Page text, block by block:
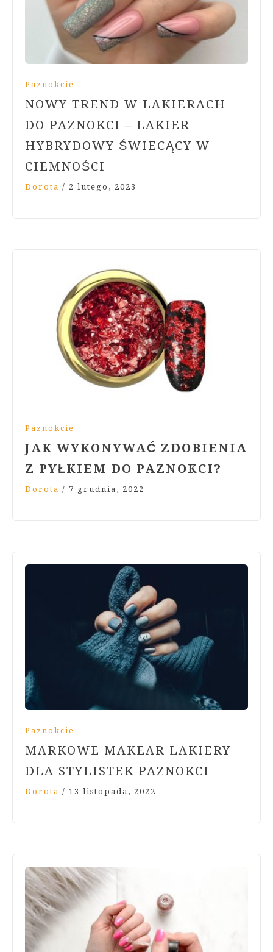
Paznokcie
NOWY TREND W LAKIERACH
DO PAZNOKCI – LAKIER
HYBRYDOWY ŚWIECĄCY W
CIEMNOŚCI
Dorota / 2 lutego, 2023
Paznokcie
JAK WYKONYWAĆ ZDOBIENIA
Z PYŁKIEM DO PAZNOKCI?
Dorota / 7 grudnia, 2022
Paznokcie
MARKOWE MAKEAR LAKIERY
DLA STYLISTEK PAZNOKCI
Dorota / 13 listopada, 2022